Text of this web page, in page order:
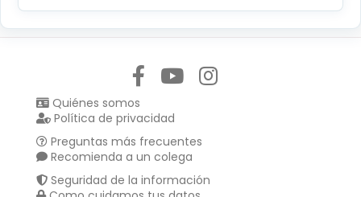
Quiénes somos
Política de privacidad
Preguntas más frecuentes
Recomienda a un colega
Seguridad de la información